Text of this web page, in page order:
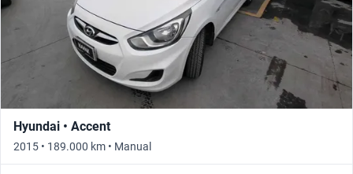
Hyundai • Accent
2015 • 189.000 km • Manual